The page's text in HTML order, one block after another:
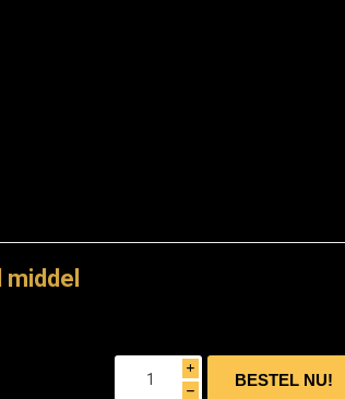
i
h